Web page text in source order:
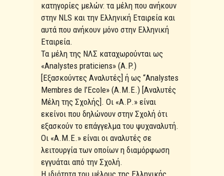
κατηγορίες μελών: τα μέλη που ανήκουν
στην NLS και την Ελληνική Εταιρεία και
αυτά που ανήκουν μόνο στην Ελληνική
Εταιρεία.
Τα μέλη της ΝΛΣ καταχωρούνται ως
«Analystes praticiens» (Α.P.)
[Εξασκούντες Αναλυτές] ή ως “Analystes
Membres de l’Ecole» (Α.Μ.Ε.) [Αναλυτές
Μέλη της Σχολής]. Οι «Α.Ρ.» είναι
εκείνοι που δηλώνουν στην Σχολή ότι
εξασκούν το επάγγελμα του ψυχαναλυτή.
Οι «Α.Μ.Ε.» είναι οι αναλυτές σε
λειτουργία των οποίων η διαμόρφωση
εγγυάται από την Σχολή.
Η ιδιότητα του μέλους της Ελληνικής